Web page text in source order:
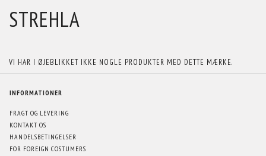
STREHLA
VI HAR I ØJEBLIKKET IKKE NOGLE PRODUKTER MED DETTE MÆRKE.
INFORMATIONER
FRAGT OG LEVERING
KONTAKT OS
HANDELSBETINGELSER
FOR FOREIGN COSTUMERS